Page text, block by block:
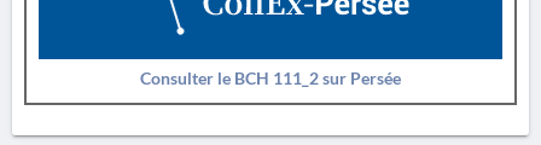
Consulter le BCH 111_2 sur Persée